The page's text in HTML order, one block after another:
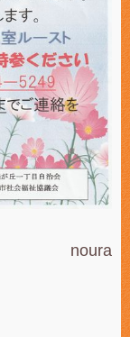
noura